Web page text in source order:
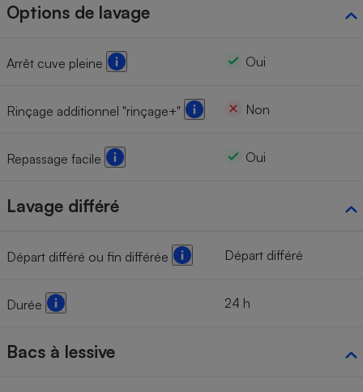
Options de lavage
Arrêt cuve pleine Oui
Rinçage additionnel "rinçage+" Non
Repassage facile Oui
Lavage différé
Départ différé ou fin différée Départ différé
Durée 24 h
Bacs à lessive